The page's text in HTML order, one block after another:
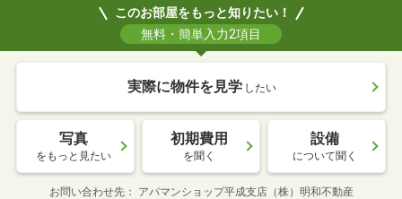
このお部屋をもっと知りたい！
無料・簡単入力2項目
実際に物件を見学 したい
写真
をもっと見たい
初期費用
を聞く
設備
について聞く
お問い合わせ先 アパマンショップ平成支店（株）明和不動産